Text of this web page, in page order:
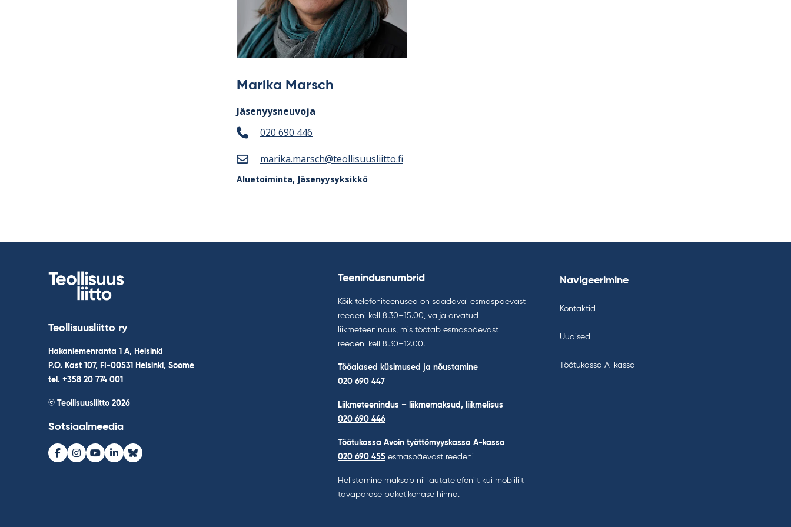
Marika Marsch
Jäsenyysneuvoja
020 690 446
marika.marsch@teollisuusliitto.fi
Aluetoiminta, Jäsenyysyksikkö
Teollisuusliitto ry
Hakaniemenranta 1 A, Helsinki
P.O. Kast 107, FI-00531 Helsinki, Soome
tel. +358 20 774 001
© Teollisuusliitto 2026
Sotsiaalmeedia
Facebook
Instagram
Youtube
LinkedInBluesky
Teenindusnumbrid
Kõik telefoniteenused on saadaval esmaspäevast
reedeni kell 8.30–15.00, välja arvatud
liikmeteenindus, mis töötab esmaspäevast
reedeni kell 8.30–12.00.
Tööalased küsimused ja nõustamine
020 690 447
Liikmeteenindus – liikmemaksud, liikmelisus
020 690 446
Töötukassa Avoin työttömyyskassa A-kassa
020 690 455 esmaspäevast reedeni
Helistamine maksab nii lautatelefonilt kui mobiililt
tavapärase paketikohase hinna.
Navigeerimine
Kontaktid
Uudised
Töötukassa A-kassa